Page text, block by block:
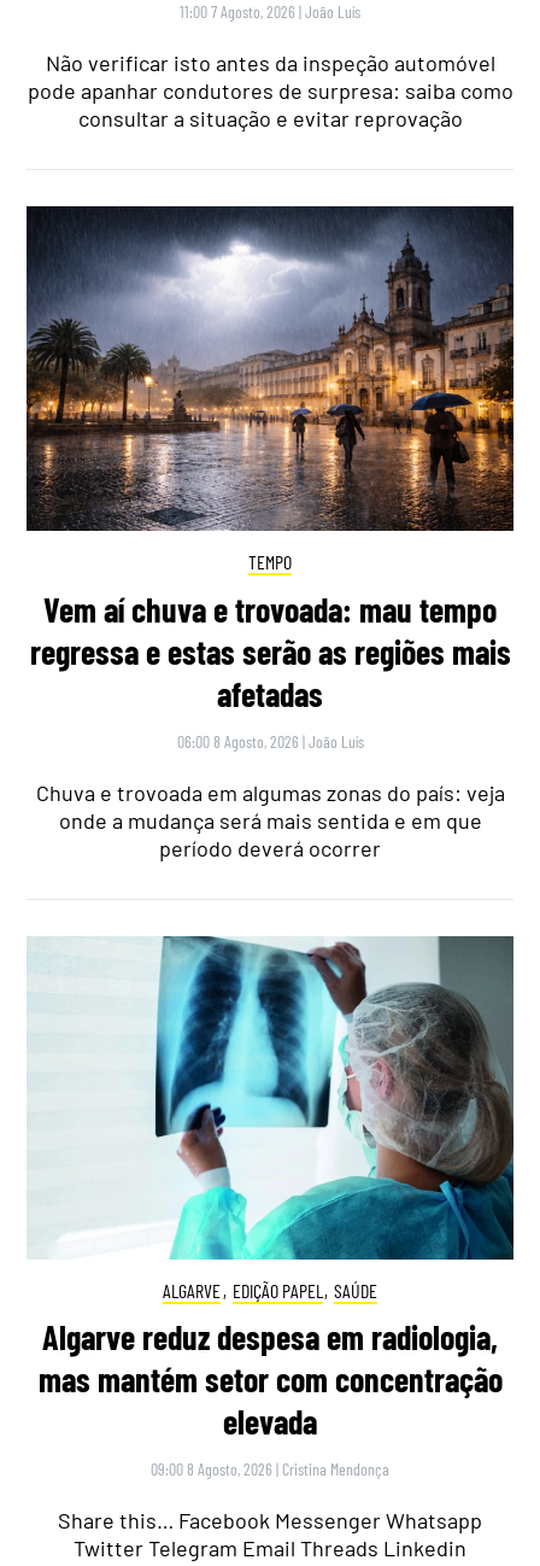
11:00 7 Agosto, 2026 |João Luís
Não verificar isto antes da inspeção automóvel
pode apanhar condutores de surpresa: saiba como
consultar a situação e evitar reprovação
TEMPO
Vem aí chuva e trovoada: mau tempo
regressa e estas serão as regiões mais
afetadas
06:00 8 Agosto, 2026 |João Luís
Chuva e trovoada em algumas zonas do país: veja
onde a mudança será mais sentida e em que
período deverá ocorrer
ALGARVE, EDIÇÃO PAPEL , SAÚDE
Algarve reduz despesa em radiologia,
mas mantém setor com concentração
elevada
09:00 8 Agosto, 2026 | Cristina Mendonça
Share this… Facebook Messenger Whatsapp
Twitter Telegram Email Threads Linkedin